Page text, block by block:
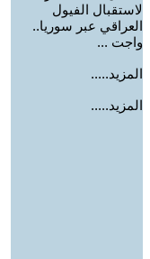
لاستقبال الفيول
العراقي عبر سوريا..
واجت ...
المزيد.....
المزيد.....